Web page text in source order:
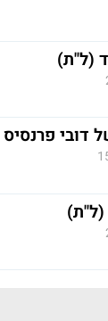
(ל"ת)
דובי
(ל"ת)